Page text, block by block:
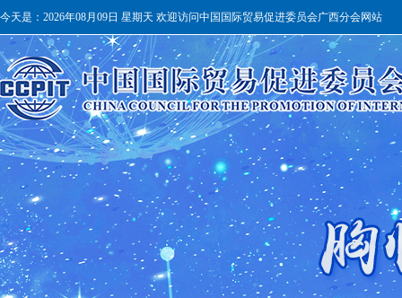
今天是： 2026年08月09日 星期天 欢迎访问中国国际贸易促进委员会广西分会网站